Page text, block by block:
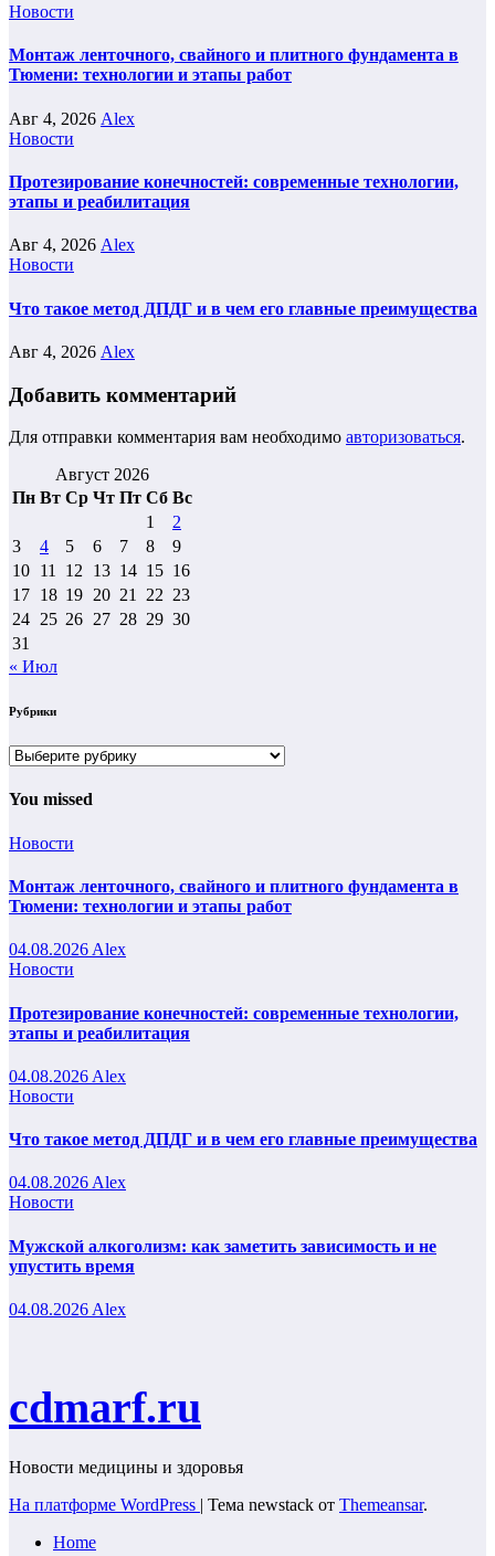
Новости
Монтаж ленточного, свайного и плитного фундамента в
Тюмени: технологии и этапы работ
Авг 4, 2026 Alex
Новости
Протезирование конечностей: современные технологии,
этапы и реабилитация
Авг 4, 2026 Alex
Новости
Что такое метод ДПДГ и в чем его главные преимущества
Авг 4, 2026 Alex
Добавить комментарий
Для отправки комментария вам необходимо авторизоваться.
Август 2026
Пн Вт Ср Чт Пт Сб Вс
1
2
3
4 5 6 7 8
9
10 11 12 13 14 15 16
17 18 19 20 21 22 23
24 25 26 27 28 29 30
31
« Июл
Рубрики
Рубрики
You missed
Новости
Монтаж ленточного, свайного и плитного фундамента в
Тюмени: технологии и этапы работ
04.08.2026 Alex
Новости
Протезирование конечностей: современные технологии,
этапы и реабилитация
04.08.2026 Alex
Новости
Что такое метод ДПДГ и в чем его главные преимущества
04.08.2026 Alex
Новости
Мужской алкоголизм: как заметить зависимость и не
упустить время
04.08.2026 Alex
cdmarf.ru
Новости медицины и здоровья
На платформе WordPress | Тема newstack от Themeansar.
Home